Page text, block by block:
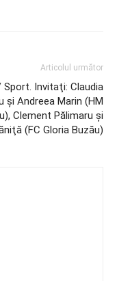
Articolul următor
Sport. Invitaţi: Claudia
şi Andreea Marin (HM
Clement Pălimaru şi
(FC Gloria Buzău)